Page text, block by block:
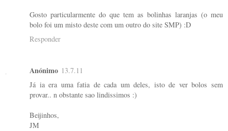
Gosto particularmente do que tem as bolinhas laranjas (o meu
bolo foi um misto deste com um outro do site SMP) :D
Responder
Anónimo 13.7.11
Já ia era uma fatia de cada um deles, isto de ver bolos sem
provar.. n obstante sao lindissimos :)
Beijinhos,
JM